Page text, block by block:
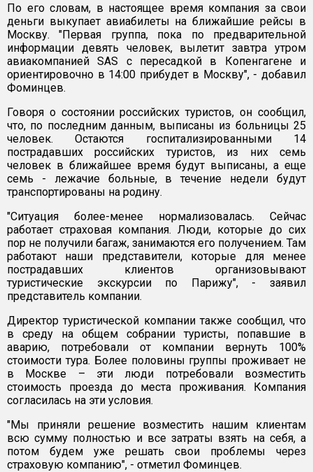
По его словам, в настоящее время компания за свои
деньги выкупает авиабилеты на ближайшие рейсы в
Москву. "Первая группа, пока по предварительной
информации девять человек, вылетит завтра утром
авиакомпанией SAS с пересадкой в Копенгагене и
ориентировочно в 14:00 прибудет в Москву", - добавил
Фоминцев.
Говоря о состоянии российских туристов, он сообщил,
что, по последним данным, выписаны из больницы 25
человек. Остаются госпитализированными 14
пострадавших российских туристов, из них семь
человек в ближайшее время будут выписаны, а еще
семь - лежачие больные, в течение недели будут
транспортированы на родину.
"Ситуация более-менее нормализовалась. Сейчас
работает страховая компания. Люди, которые до сих
пор не получили багаж, занимаются его получением. Там
работают наши представители, которые для менее
пострадавших клиентов организовывают
туристические экскурсии по Парижу", - заявил
представитель компании.
Директор туристической компании также сообщил, что
в среду на общем собрании туристы, попавшие в
аварию, потребовали от компании вернуть 100%
стоимости тура. Более половины группы проживает не
в Москве – эти люди потребовали возместить
стоимость проезда до места проживания. Компания
согласилась на эти условия.
"Мы приняли решение возместить нашим клиентам
всю сумму полностью и все затраты взять на себя, а
потом будем уже решать свои проблемы через
страховую компанию", - отметил Фоминцев.